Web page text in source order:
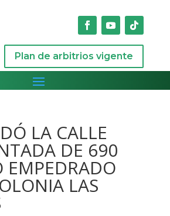
Plan de arbitrios vigente
LA CALLE
DE 690
EMPEDRADO
LAS